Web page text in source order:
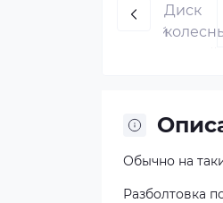
Обычно на
Разболтовка